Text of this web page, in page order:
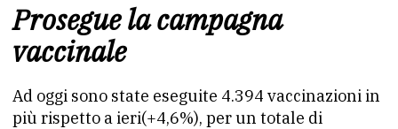
Prosegue la campagna
vaccinale
Ad oggi sono state eseguite 4.394 vaccinazioni in
più rispetto a ieri(+4,6%), per un totale di